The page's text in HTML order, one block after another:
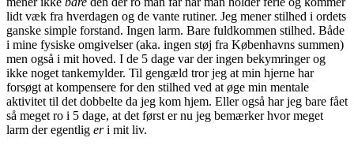
lidt væk fra hverdagen og de vante rutiner. Jeg mener stilhed i ordets
ganske simple forstand. Ingen larm. Bare fuldkommen stilhed. Både
i mine fysiske omgivelser (aka. ingen støj fra Københavns summen)
men også i mit hoved. I de 5 dage var der ingen bekymringer og
ikke noget tankemylder. Til gengæld tror jeg at min hjerne har
forsøgt at kompensere for den stilhed ved at øge min mentale
aktivitet til det dobbelte da jeg kom hjem. Eller også har jeg bare fået
så meget ro i 5 dage, at det først er nu jeg bemærker hvor meget
larm der egentlig eri mit liv.